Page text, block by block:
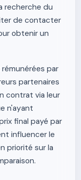
recherche du
de contacter
obtenir un
par
partenaires
contrat via leur
n'ayant
final payé par
influencer le
priorité sur la